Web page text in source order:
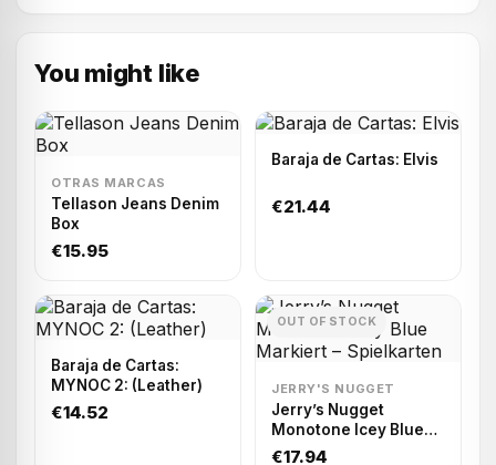
You might like
OTRAS MARCAS
Tellason Jeans Denim
Box
€15.95
Baraja de Cartas: Elvis
€21.44
Baraja de Cartas:
MYNOC 2: (Leather)
€14.52
OUT OF STOCK
JERRY'S NUGGET
Jerry’s Nugget
Monotone Icey Blue
Markiert – Spielkarten
€17.94